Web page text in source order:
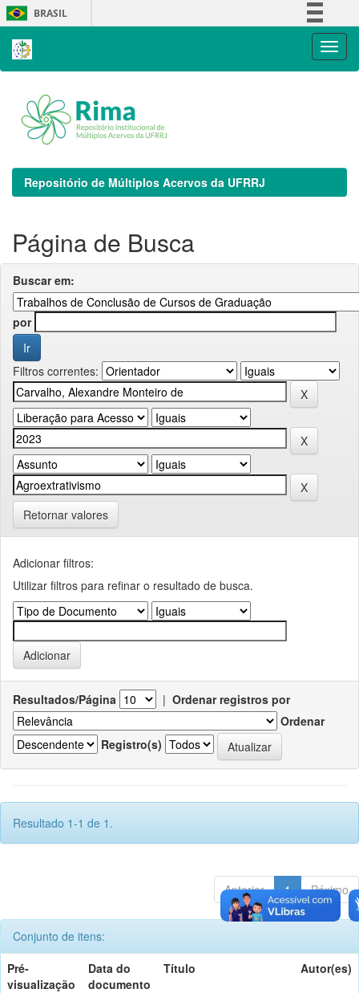
Skip
navigation
BRASIL
Repositório de Múltiplos Acervos da UFRRJ
Página de Busca
Buscar em:
por
Filtros correntes:
Retornar valores
Adicionar filtros:
Utilizar filtros para refinar o resultado de busca.
Resultados/Página | Ordenar registros por
Ordenar
Registro(s)
Resultado 1-1 de 1.
Anterior 1 Póximo
Conjunto de itens:
Pré-
visualização
Data do
documento
Título Autor(es)